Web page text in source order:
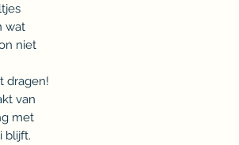
wat
niet
dragen!
van
met
blijft.